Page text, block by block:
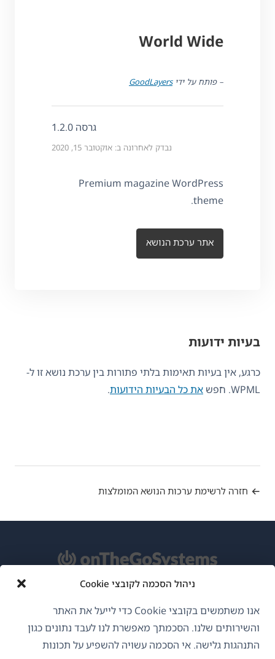
ניהול הסכמה לקובצי Cookie
אנו משתמשים בקובצי Cookie כדי לייעל את האתר
והשירותים שלנו. הסכמתך מאפשרת לנו לעבד נתונים כגון
התנהגות גלישה. אי הסכמה עשויה להשפיע על תכונות
World Wide
– פותח על ידיGoodLayers
גרסה 1.2.0
נבדק לאחרונה ב: אוקטובר 15, 2020
Premium magazine WordPress
theme.
אתר ערכת הנושא
בעיות ידועות
כרגע, אין בעיות תאימות בלתי פתורות בין ערכת נושא זו ל-
WPML. חפש
את כל הבעיות הידועות.
חזרה לרשימת ערכות הנושא המומלצות
GDPR ומדיניות פרטיות
הצטרף לצוות שלנו(נפתח